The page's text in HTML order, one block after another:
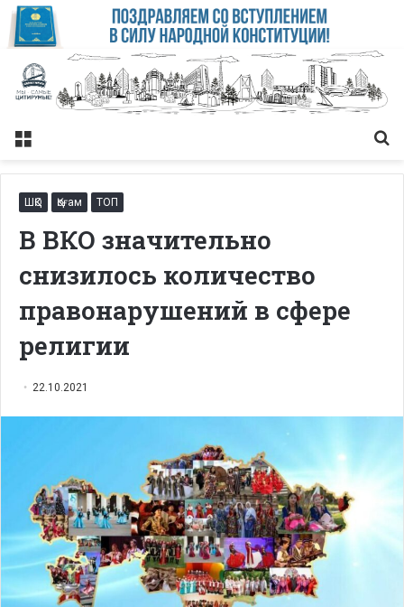
Меню
ШҚО Қоғам ТОП
В ВКО значительно
снизилось количество
правонарушений в сфере
религии
22.10.2021